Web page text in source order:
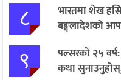
८
भारतमा शेख
बङ्गलादेशको
९
पल्सरको २५
कथा